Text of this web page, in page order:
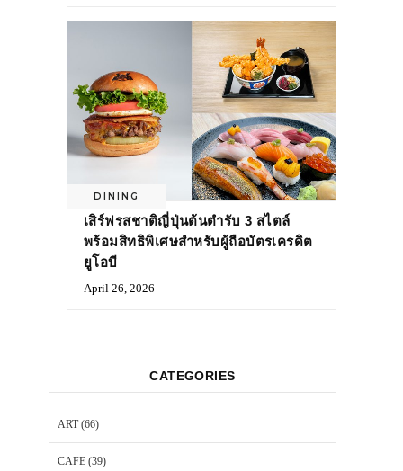
DINING
เสิร์ฟรสชาติญี่ปุ่นต้นตำรับ 3 สไตล์
พร้อมสิทธิพิเศษสำหรับผู้ถือบัตรเครดิต
ยูโอบี
April 26, 2026
CATEGORIES
ART(66)
CAFE (39)